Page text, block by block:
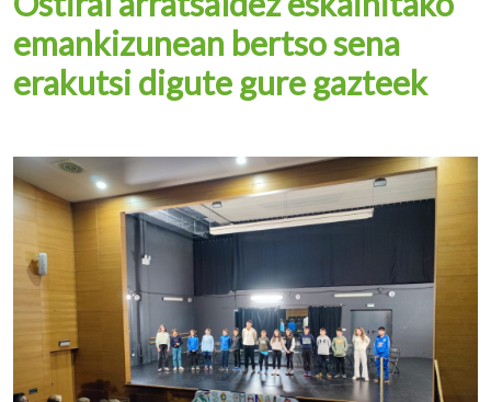
emankizunean bertso sena
erakutsi digute gure gazteek